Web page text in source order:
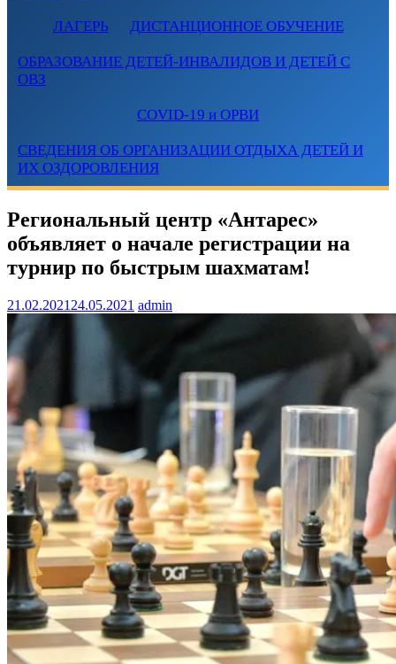
ЛАГЕРЬ ДИСТАНЦИОННОЕ ОБУЧЕНИЕ
ОБРАЗОВАНИЕ ДЕТЕЙ-ИНВАЛИДОВ И ДЕТЕЙ С
ОВЗ
COVID-19 и ОРВИ
СВЕДЕНИЯ ОБ ОРГАНИЗАЦИИ ОТДЫХА ДЕТЕЙ И
ИХ ОЗДОРОВЛЕНИЯ
Региональный центр «Антарес»
объявляет о начале регистрации на
турнир по быстрым шахматам!
21.02.2021 24.05.2021 admin